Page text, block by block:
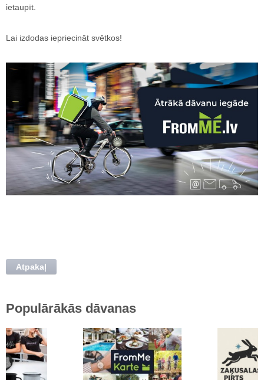
ietaupīt.
Lai izdodas iepriecināt svētkos!
Atpakaļ
Populārākās dāvanas